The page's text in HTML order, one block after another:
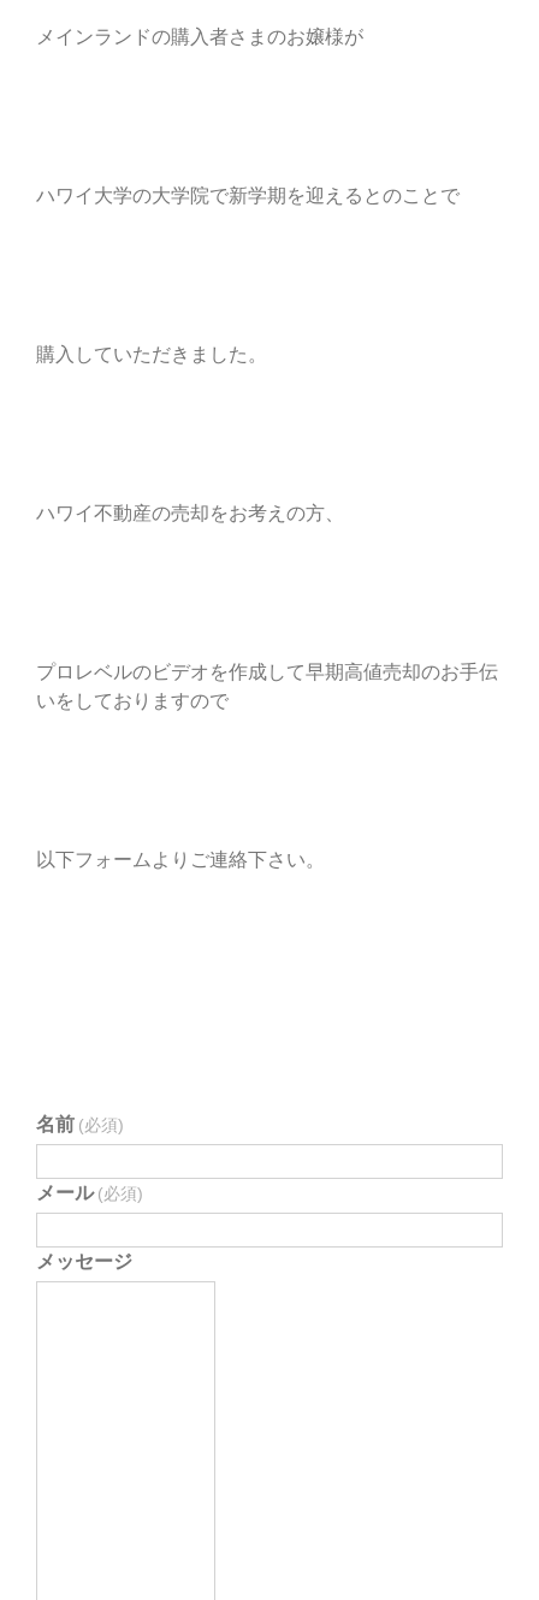
メインランドの購入者さまのお嬢様が
ハワイ大学の大学院で新学期を迎えるとのことで
購入していただきました。
ハワイ不動産の売却をお考えの方、
プロレベルのビデオを作成して早期高値売却のお手伝
いをしておりますので
以下フォームよりご連絡下さい。
名前 (必須)
メール (必須)
メッセージ